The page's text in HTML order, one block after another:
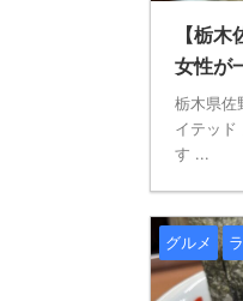
【栃
女性が
栃木県佐
イテッド
す ...
グルメ